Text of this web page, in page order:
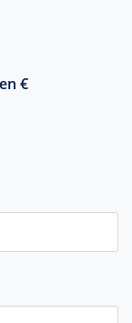
€